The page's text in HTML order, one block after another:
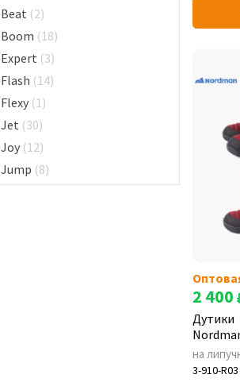
Beat (2)
Boom (18)
Expert (3)
Flash (14)
Flexy (1)
Jet (30)
Joy (12)
Jump (8)
2 400
Дутики
на
3-910-R03